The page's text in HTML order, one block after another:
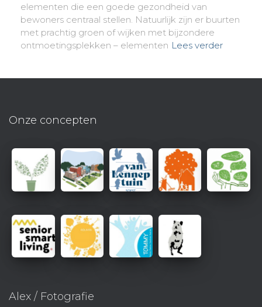
elementen die een goede gezondheid van
bewoners centraal stellen. Natuurlijk zijn er buurten
met prachtig groen of wijken met bijzondere
ontmoetingsplekken – elementen Lees verder
Onze concepten
Alex / Fotografie